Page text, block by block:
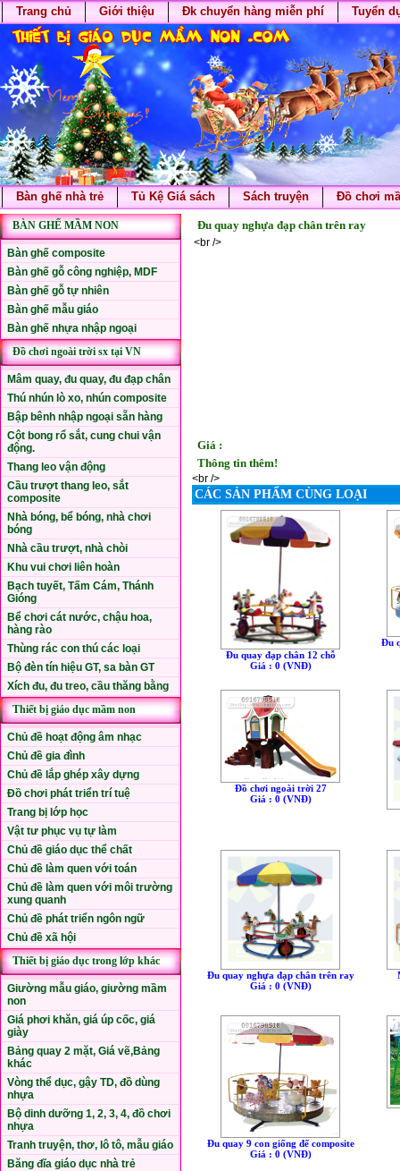
Trang chủ Giới thiệu Đk chuyển hàng miễn phí Tuyển
Bàn ghế nhà trẻ Tủ Kệ Giá sách Sách truyện Đồ chơi
BÀN GHẾ MẦM NON
Bàn ghế composite
Bàn ghế gỗ công nghiệp, MDF
Bàn ghế gỗ tự nhiên
Bàn ghế mẫu giáo
Bàn ghế nhựa nhập ngoại
Đồ chơi ngoài trời sx tại VN
Mâm quay, đu quay, đu đạp chân
Thú nhún lò xo, nhún composite
Bập bênh nhập ngoại sẵn hàng
Cột bong rổ sắt, cung chui vận
động.
Thang leo vận động
Cầu trượt thang leo, sắt
composite
Nhà bóng, bể bóng, nhà chơi
bóng
Nhà cầu trượt, nhà chòi
Khu vui chơi liên hoàn
Bạch tuyết, Tấm Cám, Thánh
Gióng
Bể chơi cát nước, chậu hoa,
hàng rào
Thùng rác con thú các loại
Bộ đèn tín hiệu GT, sa bàn GT
Xích đu, đu treo, cầu thăng bằng
Thiết bị giáo dục mầm non
Chủ đề hoạt động âm nhạc
Chủ đề gia đình
Chủ đề lắp ghép xây dựng
Đồ chơi phát triển trí tuệ
Trang bị lớp học
Vật tư phục vụ tự làm
Chủ đề giáo dục thể chất
Chủ đề làm quen với toán
Chủ đề làm quen với môi trường
xung quanh
Chủ đề phát triển ngôn ngữ
Chủ đề xã hội
Thiết bị giáo dục trong lớp khác
Giường mẫu giáo, giường mầm
non
Giá phơi khăn, giá úp cốc, giá
giày
Bảng quay 2 mặt, Giá vẽ,Bảng
khác
Vòng thể dục, gậy TD, đồ dùng
nhựa
Bộ dinh dưỡng 1, 2, 3, 4, đồ chơi
nhựa
Tranh truyện, thơ, lô tô, mẫu giáo
Băng đĩa giáo dục nhà trẻ
Đu quay nghựa đạp chân trên ray
<br />
Giá :
Thông tin thêm!
<br />
CÁC SẢN PHẨM CÙNG LOẠI
Đu quay đạp chân 12 chỗ
Giá : 0 (VNÐ)
Đu
Đồ chơi ngoài trời 27
Giá : 0 (VNÐ)
Đu quay nghựa đạp chân trên ray
Giá : 0 (VNÐ)
Đu quay 9 con giống đế composite
Giá : 0 (VNÐ)